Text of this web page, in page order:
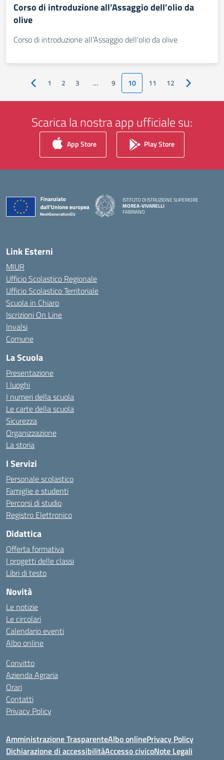
Corso di introduzione all’Assaggio dell’olio da
olive
Corso di introduzione all’Assaggio dell’olio da olive
Pagina precedente
1 2 3 … 9 10 11 12 Pagina
Scarica la nostra app ufficiale su:
App Store Play Store
ISTITUTO DI ISTRUZIONE SUPERIORE
MOREA-VIVARELLI
FABRIANO
Link Esterni
MIUR
Ufficio Scolastico Regionale
Ufficio Scolastico Territoriale
Scuola in Chiaro
Iscrizioni On Line
Invalsi
Comune
La Scuola
Presentazione
I luoghi
I numeri della scuola
Le carte della scuola
Sicurezza
Organizzazione
La storia
I Servizi
Personale scolastico
Famiglie e studenti
Percorsi di studio
Registro Elettronico
Didattica
Offerta formativa
I progetti delle classi
Libri di testo
Novità
Le notizie
Le circolari
Calendario eventi
Albo online
Convitto
Azienda Agraria
Orari
Contatti
Privacy Policy
Amministrazione TrasparenteAlbo onlinePrivacy Policy
Dichiarazione di accessibilitàAccesso civicoNote Legali